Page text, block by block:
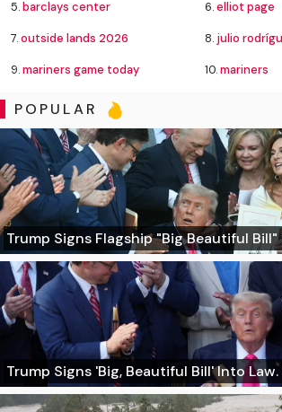
5.barclays center 6.elliot page
7.outside lands 2026 8. julio
9.mariners game today 10.mariners
POPULAR
Trump Signs Flagship "Big Beautiful Bill"
Trump Signs 'Big, Beautiful Bill' Into